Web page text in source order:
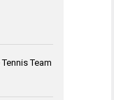
Team